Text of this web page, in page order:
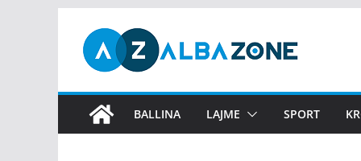
content
BALLINA LAJME SPORT